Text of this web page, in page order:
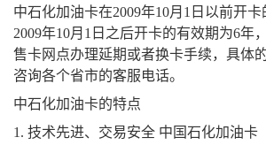
中石化加油卡在2009年10月1日以前开卡
2009年10月1日之后开卡的有效期为6年
售卡网点办理延期或者换卡手续，具体
咨询各个省市的客服电话。
中石化加油卡的特点
1. 技术先进、交易安全 中国石化加油卡